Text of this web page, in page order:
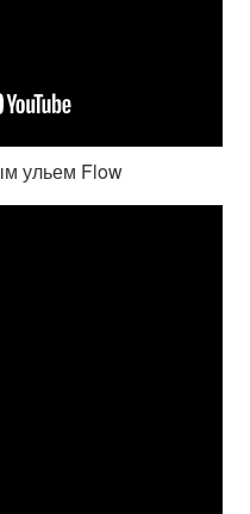
ульем Flow